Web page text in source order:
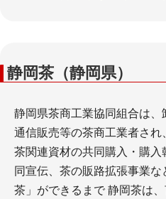
静岡茶（静岡県）
静岡県茶商工業協同組合は、
通信販売等の茶商工業者さ
茶関連資材の共同購入・購
同宣伝、茶の販路拡張事業
茶」ができるまで 静岡茶は